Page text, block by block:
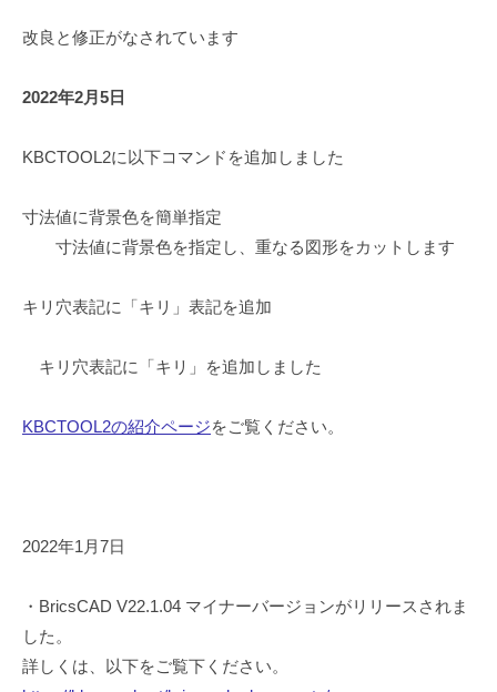
改良と修正がなされています
2022年2月5日
KBCTOOL2に以下コマンドを追加しました
寸法値に背景色を簡単指定
寸法値に背景色を指定し、重なる図形をカットします
キリ穴表記に「キリ」表記を追加
キリ穴表記に「キリ」を追加しました
KBCTOOL2の紹介ページをご覧ください。
2022年1月7日
・BricsCAD V22.1.04 マイナーバージョンがリリースされま
した。
詳しくは、以下をご覧下ください。